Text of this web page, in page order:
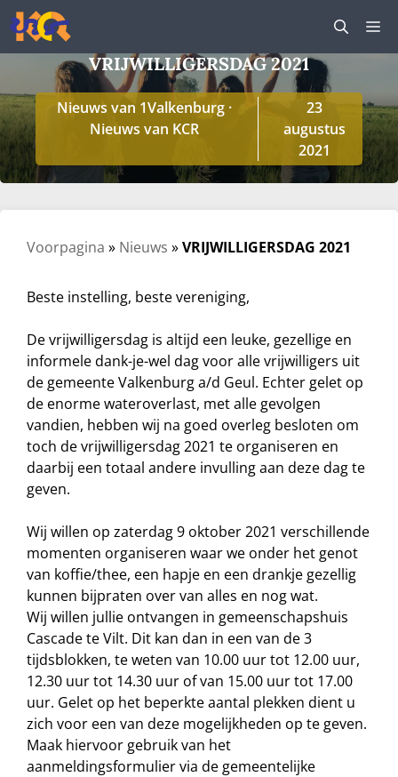
Ga
naar
de
VRIJWILLIGERSDAG 2021
Nieuws van 1Valkenburg·
Nieuws van KCR
23
augustus
2021
Voorpagina » Nieuws »VRIJWILLIGERSDAG 2021
Beste instelling, beste vereniging,
De vrijwilligersdag is altijd een leuke, gezellige en
informele dank-je-wel dag voor alle vrijwilligers uit
de gemeente Valkenburg a/d Geul. Echter gelet op
de enorme wateroverlast, met alle gevolgen
vandien, hebben wij na goed overleg besloten om
toch de vrijwilligersdag 2021 te organiseren en
daarbij een totaal andere invulling aan deze dag te
geven.
Wij willen op zaterdag 9 oktober 2021 verschillende
momenten organiseren waar we onder het genot
van koffie/thee, een hapje en een drankje gezellig
kunnen bijpraten over van alles en nog wat.
Wij willen jullie ontvangen in gemeenschapshuis
Cascade te Vilt. Dit kan dan in een van de 3
tijdsblokken, te weten van 10.00 uur tot 12.00 uur,
12.30 uur tot 14.30 uur of van 15.00 uur tot 17.00
uur. Gelet op het beperkte aantal plekken dient u
zich voor een van deze mogelijkheden op te geven.
Maak hiervoor gebruik van het
aanmeldingsformulier via de gemeentelijke